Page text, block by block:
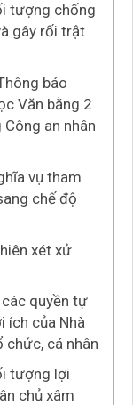
tượng chống
gây rối trật
báo
Văn bằng 2
an nhân
vụ tham
chế độ
xét xử
quyền tự
ích của Nhà
chức, cá nhân
tượng lợi
chủ xâm